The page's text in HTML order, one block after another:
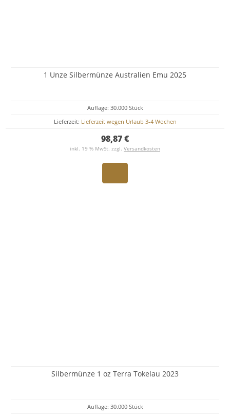
1 Unze Silbermünze Australien Emu 2025
Auflage: 30.000 Stück
Lieferzeit: Lieferzeit wegen Urlaub 3-4 Wochen
98,87 €
inkl. 19 % MwSt. zzgl. Versandkosten
Silbermünze 1 oz Terra Tokelau 2023
Auflage: 30.000 Stück